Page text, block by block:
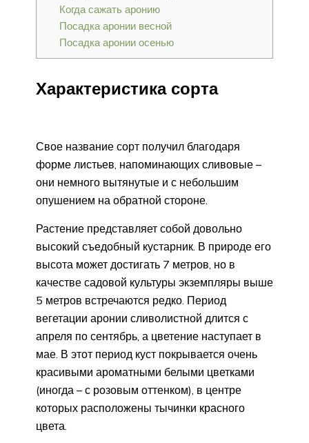
Когда сажать аронию
Посадка аронии весной
Посадка аронии осенью
Характеристика сорта
Свое название сорт получил благодаря
форме листьев, напоминающих сливовые –
они немного вытянутые и с небольшим
опушением на обратной стороне.
Растение представляет собой довольно
высокий съедобный кустарник. В природе его
высота может достигать 7 метров, но в
качестве садовой культуры экземпляры выше
5 метров встречаются редко. Период
вегетации аронии сливолистной длится с
апреля по сентябрь, а цветение наступает в
мае. В этот период куст покрывается очень
красивыми ароматными белыми цветками
(иногда – с розовым оттенком), в центре
которых расположены тычинки красного
цвета.